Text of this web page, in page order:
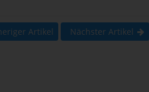
Artikel Nächster Artikel